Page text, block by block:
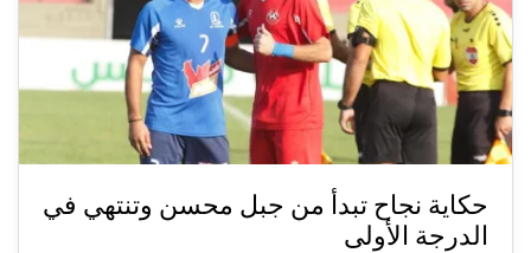
حكاية نجاح تبدأ من جبل محسن وتنتهي في
الدرجة الأولى